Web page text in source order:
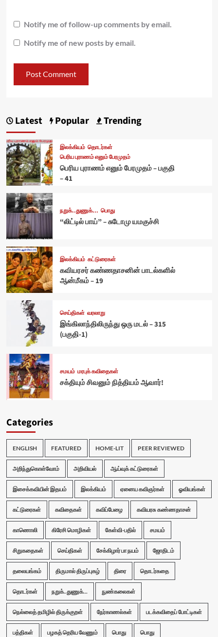
Notify me of follow-up comments by email.
Notify me of new posts by email.
Latest Popular Trending
இலக்கியம் தொடர்கள்
பெரிய புராணம் எனும் பேரமுதம்
பெரிய புராணம் எனும் பேரமுதம் – பகுதி
– 41
நறுக்..துணுக்... பொது
“லிட்டில் பாய்” – சுடோமு யமகுச்சி
இலக்கியம் கட்டுரைகள்
கவியரசர் கண்ணதாசனின் பாடல்களில்
ஆன்மீகம் – 19
செய்திகள் வரலாறு
இங்கிலாந்திலிருந்து ஒரு மடல் – 315
(பகுதி-1)
சமயம் மரபுக் கவிதைகள்
சக்தியும் சிவனும் நித்தியம் ஆவார்!
Categories
ENGLISH FEATURED HOME-LIT PEER REVIEWED
அறிந்துகொள்வோம் அறிவியல் ஆய்வுக் கட்டுரைகள்
இசைக்கவியின் இதயம் இலக்கியம் ஏனைய கவிஞர்கள் ஓவியங்கள்
கட்டுரைகள் கவிதைகள் கவிப்பேழை கவியரசு கண்ணதாசன்
காணொலி கிரேசி மொழிகள் கேள்வி-பதில் சமயம்
சிறுகதைகள் செய்திகள் சேக்கிழார் பா நயம் ஜோதிடம்
தலையங்கம் திருமால் திருப்புகழ் திரை தொடர்கதை
தொடர்கள் நறுக்..துணுக்... நுண்கலைகள்
நெல்லைத் தமிழில் திருக்குறள் நேர்காணல்கள் படக்கவிதைப் போட்டிகள்
பத்திகள் பழகத் தெரிய வேணும் பொது பொது